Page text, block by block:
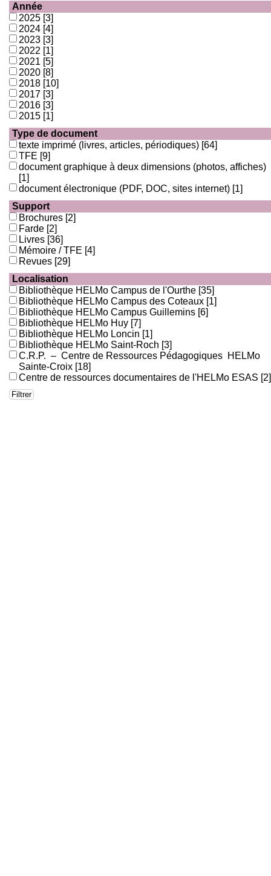
Année
2025 [3]
2024 [4]
2023 [3]
2022 [1]
2021 [5]
2020 [8]
2018 [10]
2017 [3]
2016 [3]
2015 [1]
Type de document
texte imprimé (livres, articles, périodiques) [64]
TFE [9]
document graphique à deux dimensions (photos, affiches)
[1]
document électronique (PDF, DOC, sites internet) [1]
Support
Brochures [2]
Farde [2]
Livres [36]
Mémoire / TFE [4]
Revues [29]
Localisation
Bibliothèque HELMo Campus de l'Ourthe [35]
Bibliothèque HELMo Campus des Coteaux [1]
Bibliothèque HELMo Campus Guillemins [6]
Bibliothèque HELMo Huy [7]
Bibliothèque HELMo Loncin [1]
Bibliothèque HELMo Saint-Roch [3]
C.R.P. – Centre de Ressources Pédagogiques HELMo
Sainte-Croix [18]
Centre de ressources documentaires de l'HELMo ESAS [2]